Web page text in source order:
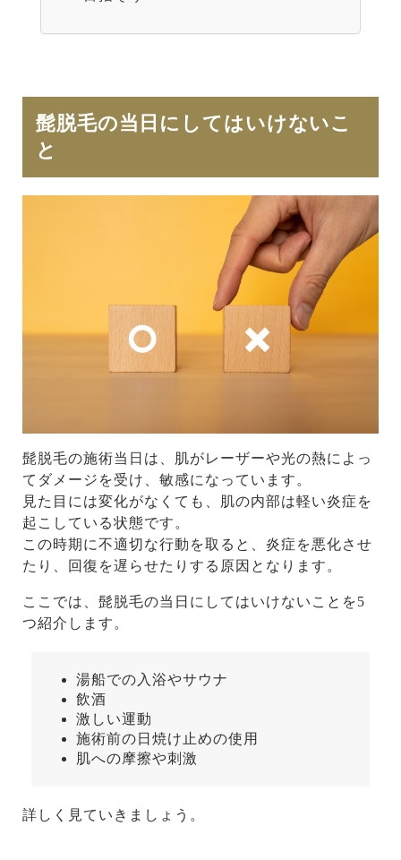
髭脱毛の当日にしてはいけないこ
と
髭脱毛の施術当日は、肌がレーザーや光の熱によっ
てダメージを受け、敏感になっています。
見た目には変化がなくても、肌の内部は軽い炎症を
起こしている状態です。
この時期に不適切な行動を取ると、炎症を悪化させ
たり、回復を遅らせたりする原因となります。
ここでは、髭脱毛の当日にしてはいけないことを5
つ紹介します。
湯船での入浴やサウナ
飲酒
激しい運動
施術前の日焼け止めの使用
肌への摩擦や刺激
詳しく見ていきましょう。